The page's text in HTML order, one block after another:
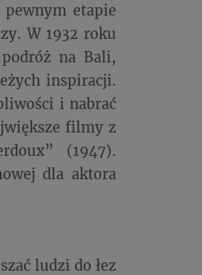
pewnym etapie
W 1932 roku
na Bali,
inspiracji.
i nabrać
filmy z
(1947).
dla aktora
ludzi do łez